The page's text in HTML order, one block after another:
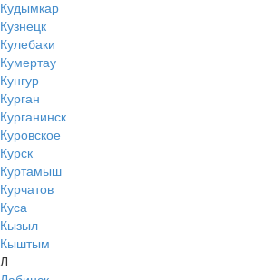
Кудымкар
Кузнецк
Кулебаки
Кумертау
Кунгур
Курган
Курганинск
Куровское
Курск
Куртамыш
Курчатов
Куса
Кызыл
Кыштым
Л